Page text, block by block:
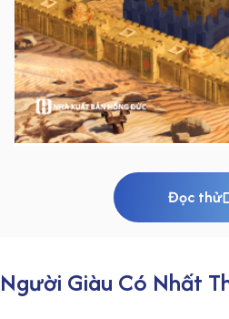
Đọc thử
Người Giàu Có Nhất